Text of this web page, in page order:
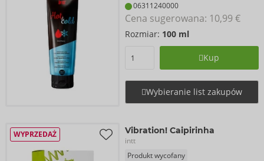
06311240000
Cena sugerowana: 10,99 €
Rozmiar: 100 ml
Kup
Wybieranie list zakupów
WYPRZEDAŻ Vibration! Caipirinha
intt
Produkt wycofany